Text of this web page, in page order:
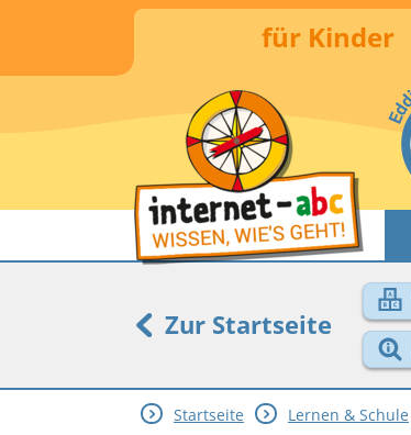
für Kinder
Zur Startseite
Startseite Lernen & Schule